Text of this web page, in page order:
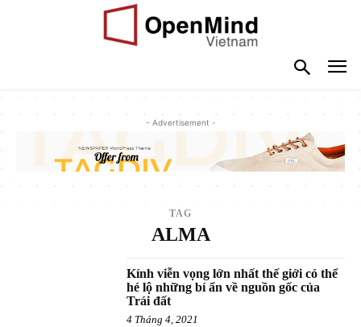
- Advertisement -
TAG
ALMA
Kính viễn vọng lớn nhất thế giới có thể
hé lộ những bí ẩn về nguồn gốc của
Trái đất
4 Tháng 4, 2021